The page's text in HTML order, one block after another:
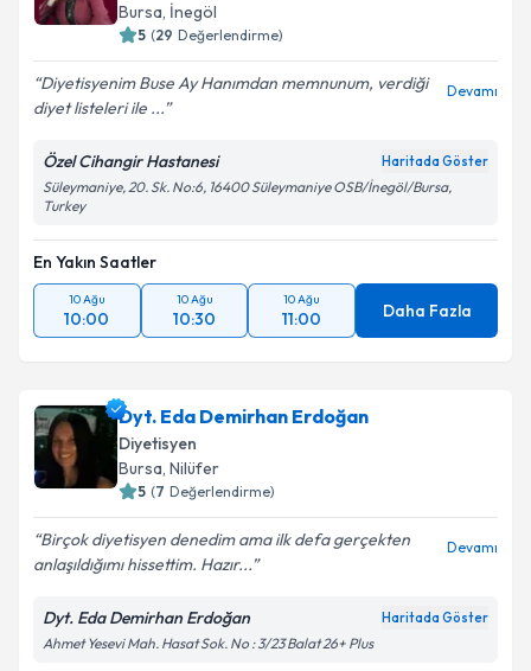
Bursa, İnegöl
5 (29 Değerlendirme)
Diyetisyenim Buse Ay Hanımdan memnunum, verdiği
diyet listeleri ile ...
Devamı
Özel Cihangir Hastanesi Haritada Göster
Süleymaniye, 20. Sk. No:6, 16400 Süleymaniye OSB/İnegöl/Bursa,
Turkey
En Yakın Saatler
10 Ağu
10:00
10 Ağu
10:30
10 Ağu
11:00 Daha Fazla
Dyt. Eda Demirhan Erdoğan
Diyetisyen
Bursa, Nilüfer
5 (7 Değerlendirme)
Birçok diyetisyen denedim ama ilk defa gerçekten
anlaşıldığımı hissettim. Hazır...
Devamı
Dyt. Eda Demirhan Erdoğan Haritada Göster
Ahmet Yesevi Mah. Hasat Sok. No : 3/23 Balat 26+ Plus